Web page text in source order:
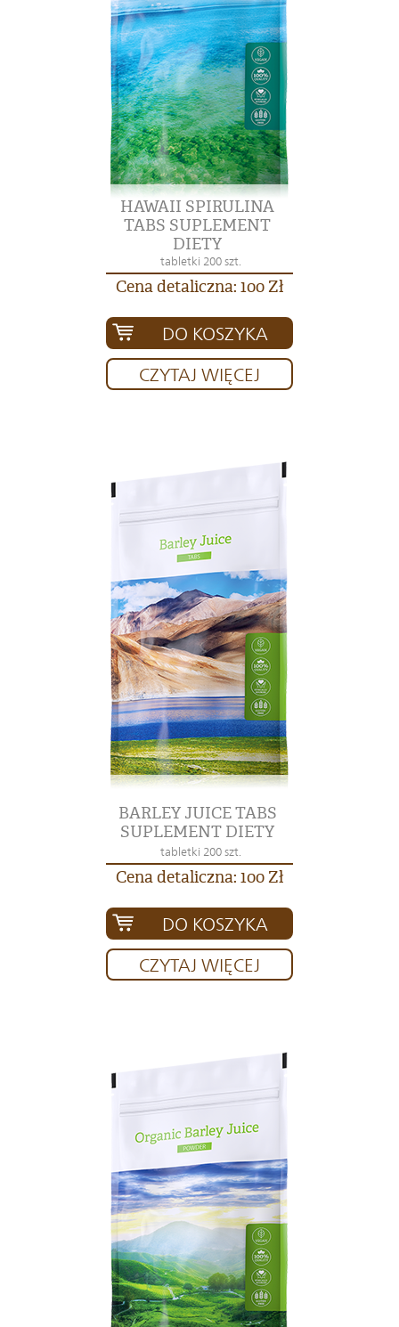
HAWAII SPIRULINA
TABS SUPLEMENT
DIETY
tabletki 200 szt.
Cena detaliczna: 100 Zł
DO KOSZYKA
CZYTAJ WIĘCEJ
BARLEY JUICE TABS
SUPLEMENT DIETY
tabletki 200 szt.
Cena detaliczna: 100 Zł
DO KOSZYKA
CZYTAJ WIĘCEJ